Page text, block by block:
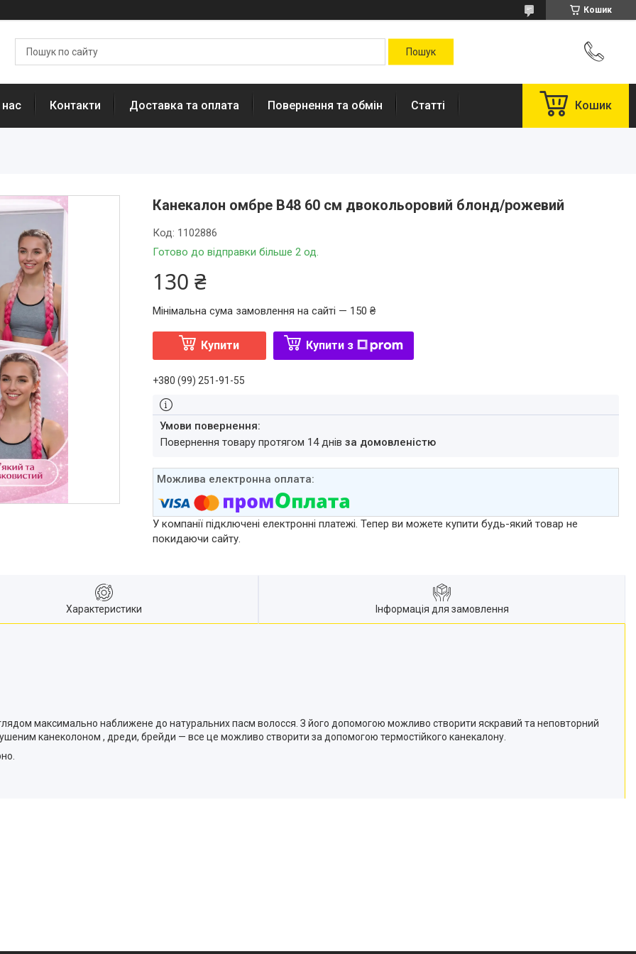
Кошик
Контакти Доставка та оплата Повернення та обмін Статті Кошик
Канекалон омбре В48 60 см двокольоровий блонд/рожевий
Готово до відправки більше 2 од.
Код: 1102886
130 ₴
Мінімальна сума замовлення на сайті — 150 ₴
Купити Купити з
+380 (99) 251-91-55
повернення товару протягом 14 днів за домовленістю
У компанії підключені електронні платежі. Тепер ви можете купити будь-який товар не
покидаючи сайту.
Характеристики Інформація для замовлення
максимально наближене до натуральних пасм волосся. З його допомогою можливо створити яскравий та неповторний
канеколоном , дреди, брейди — все це можливо створити за допомогою термостійкого канекалону.